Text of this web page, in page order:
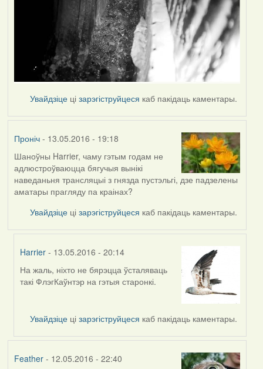
Увайдзіце цізарэгіструйцеся каб пакідаць каментары.
Проніч- 13.05.2016 - 19:18
Шаноўны Harrier, чаму гэтым годам не
адлюстроўваюцца бягучыя вынікі
наведаньня трансляцыі з гнязда пустэльгі, дзе падзелены
аматары прагляду па краінах?
Увайдзіце цізарэгіструйцеся каб пакідаць каментары.
Harrier - 13.05.2016 - 20:14
In
reply
Проніч
На жаль, ніхто не бярэцца ўсталяваць
такі ФлэгКаўнтэр на гэтыя старонкі.
Увайдзіце цізарэгіструйцеся каб пакідаць каментары.
Feather- 12.05.2016 - 22:40